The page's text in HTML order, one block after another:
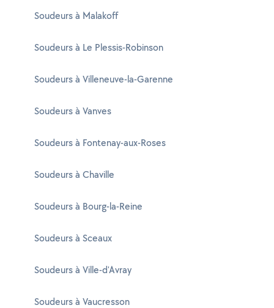
Soudeurs à Malakoff
Soudeurs à Le Plessis-Robinson
Soudeurs à Villeneuve-la-Garenne
Soudeurs à Vanves
Soudeurs à Fontenay-aux-Roses
Soudeurs à Chaville
Soudeurs à Bourg-la-Reine
Soudeurs à Sceaux
Soudeurs à Ville-d'Avray
Soudeurs à Vaucresson